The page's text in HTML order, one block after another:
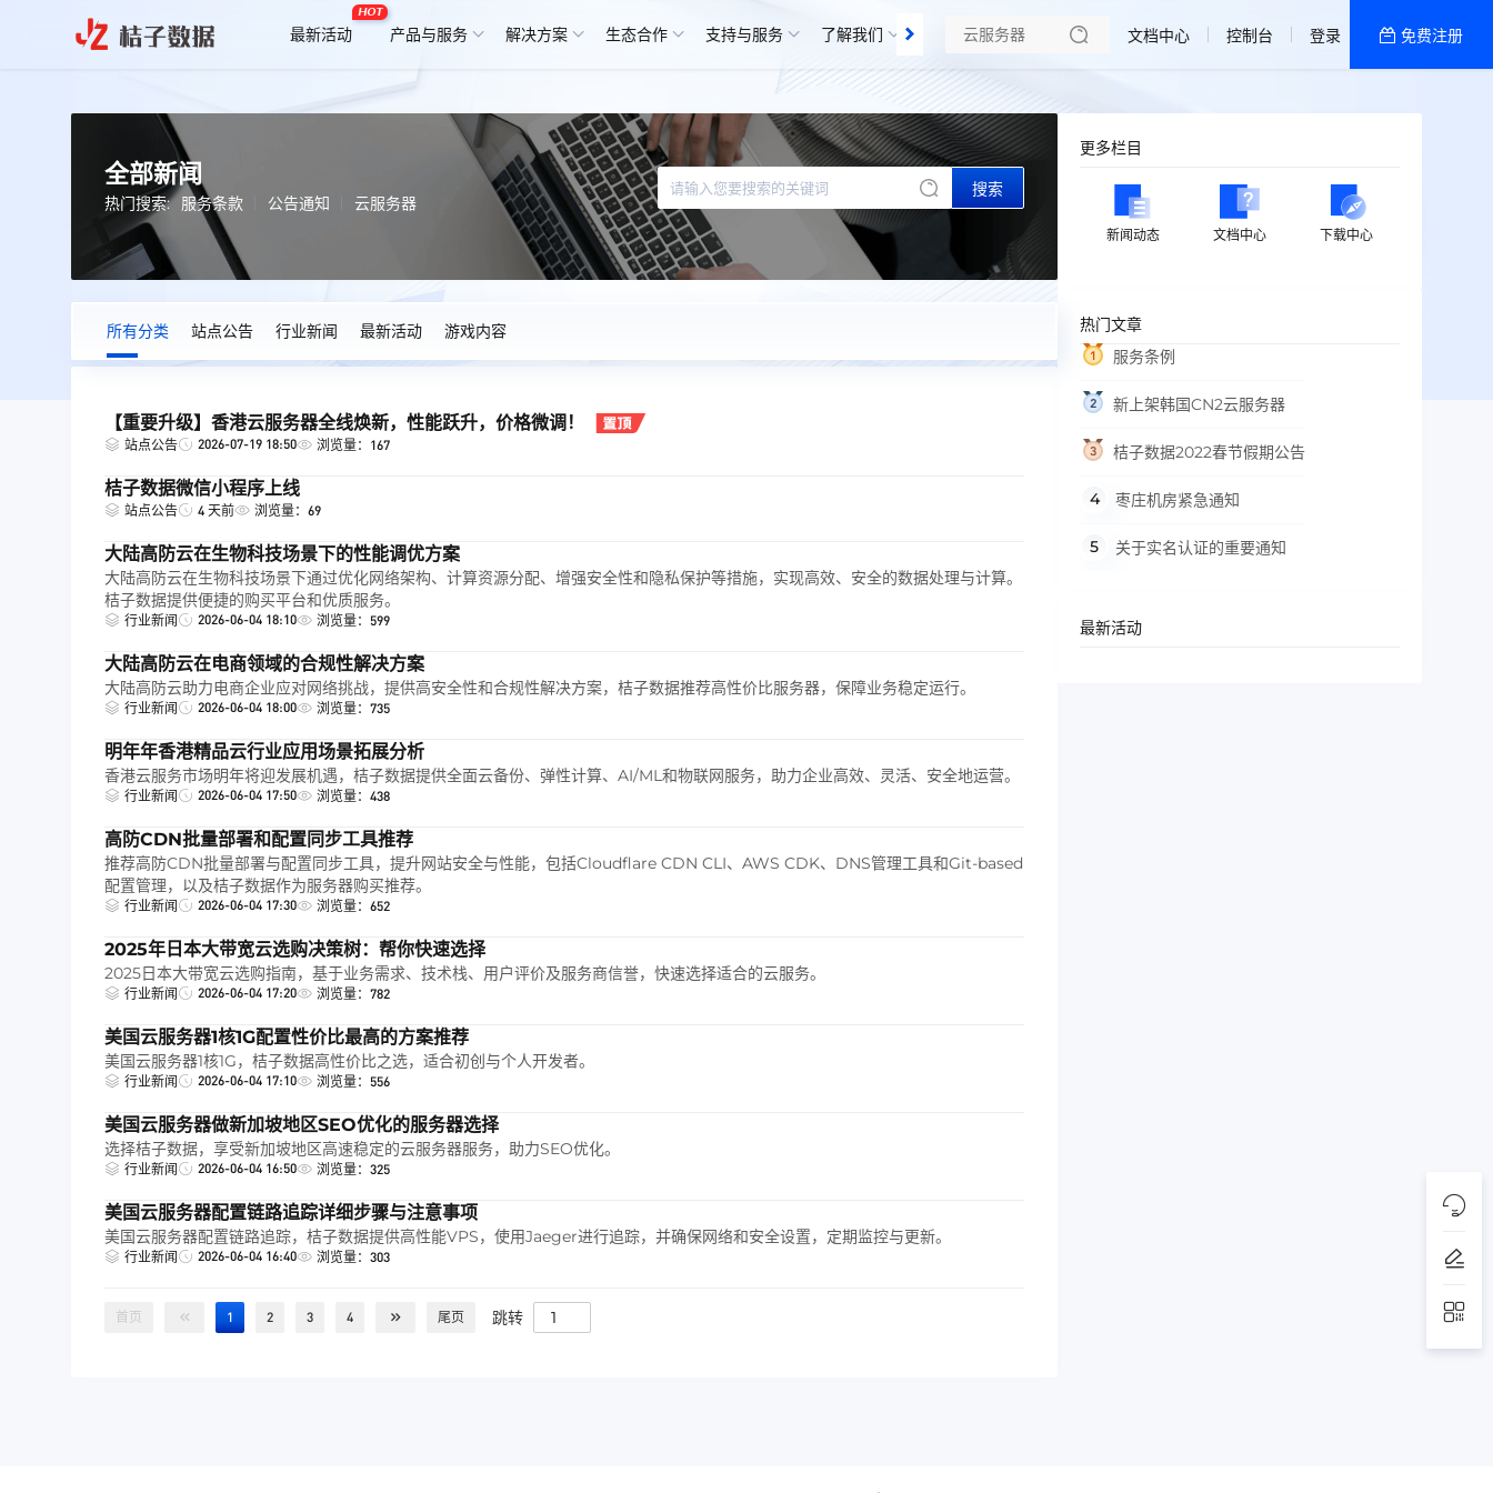
最新活动
HOT
产品与服务 解决方案 生态合作 支持与服务 了解我们
知识库
香港精品CN2云
文档中心 控制台 登录 免费注册
全部新闻
热门搜索: 服务条款 公告通知 云服务器
搜索
所有分类 站点公告 行业新闻 最新活动 游戏内容
【重要升级】香港云服务器全线焕新，性能跃升，价格微调！
站点公告 2026-07-19 18:50 浏览量：167
桔子数据微信小程序上线
站点公告 4 天前 浏览量：69
大陆高防云在生物科技场景下的性能调优方案
大陆高防云在生物科技场景下通过优化网络架构、计算资源分配、增强安全性和隐私保护等措施，实现高效、安全的数据处理与计算。
桔子数据提供便捷的购买平台和优质服务。
行业新闻 2026-06-04 18:10 浏览量：599
大陆高防云在电商领域的合规性解决方案
大陆高防云助力电商企业应对网络挑战，提供高安全性和合规性解决方案，桔子数据推荐高性价比服务器，保障业务稳定运行。
行业新闻 2026-06-04 18:00 浏览量：735
明年年香港精品云行业应用场景拓展分析
香港云服务市场明年将迎发展机遇，桔子数据提供全面云备份、弹性计算、AI/ML和物联网服务，助力企业高效、灵活、安全地运营。
行业新闻 2026-06-04 17:50 浏览量：438
高防CDN批量部署和配置同步工具推荐
推荐高防CDN批量部署与配置同步工具，提升网站安全与性能，包括Cloudflare CDN CLI、AWS CDK、DNS管理工具和Git-based
配置管理，以及桔子数据作为服务器购买推荐。
行业新闻 2026-06-04 17:30 浏览量：652
2025年日本大带宽云选购决策树：帮你快速选择
2025日本大带宽云选购指南，基于业务需求、技术栈、用户评价及服务商信誉，快速选择适合的云服务。
行业新闻 2026-06-04 17:20 浏览量：782
美国云服务器1核1G配置性价比最高的方案推荐
美国云服务器1核1G，桔子数据高性价比之选，适合初创与个人开发者。
行业新闻 2026-06-04 17:10 浏览量：556
美国云服务器做新加坡地区SEO优化的服务器选择
选择桔子数据，享受新加坡地区高速稳定的云服务器服务，助力SEO优化。
行业新闻 2026-06-04 16:50 浏览量：325
美国云服务器配置链路追踪详细步骤与注意事项
美国云服务器配置链路追踪，桔子数据提供高性能VPS，使用Jaeger进行追踪，并确保网络和安全设置，定期监控与更新。
行业新闻 2026-06-04 16:40 浏览量：303
首页 1 2 3 4 尾页 跳转
更多栏目
新闻动态 文档中心 下载中心
热门文章
服务条例
新上架韩国CN2云服务器
桔子数据2022春节假期公告
枣庄机房紧急通知
关于实名认证的重要通知
最新活动